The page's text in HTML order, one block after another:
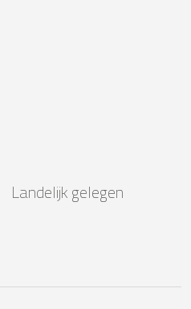
Landelijk gelegen